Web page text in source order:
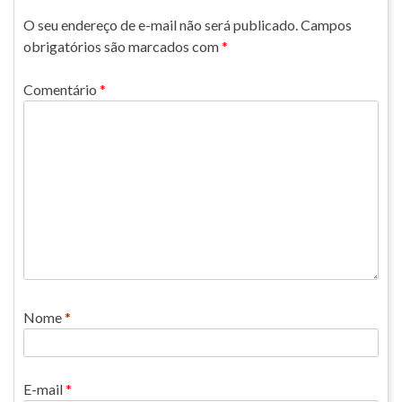
O seu endereço de e-mail não será publicado.Campos
obrigatórios são marcados com*
Comentário *
Nome*
E-mail*